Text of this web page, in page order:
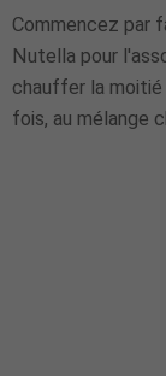
Commencez par
Nutella pour
chauffer la
fois, au mélange